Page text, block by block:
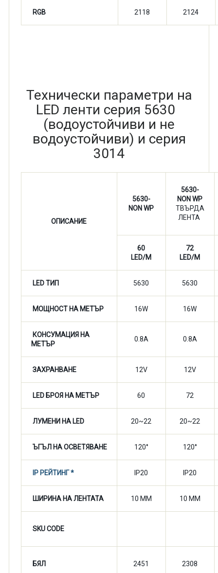
RGB 2118 2124
Технически параметри на
LED ленти серия 5630
(водоустойчиви и не
водоустойчиви) и серия
3014
ОПИСАНИЕ
5630-
NON WP
5630-
NON WP
ТВЪРДА
ЛЕНТА
60
LED/M
72
LED/M
LED ТИП 5630 5630
МОЩНОСТ НА МЕТЪР 16W 16W
КОНСУМАЦИЯ НА
МЕТЪР
0.8A 0.8A
ЗАХРАНВАНЕ 12V 12V
LED БРОЯ НА МЕТЪР 60 72
ЛУМЕНИ НА LED 20~22 20~22
ЪГЪЛ НА ОСВЕТЯВАНЕ 120° 120°
IP РЕЙТИНГ * IP20 IP20
ШИРИНА НА ЛЕНТАТА 10 MM 10 MM
SKU CODE
БЯЛ 2451 2308